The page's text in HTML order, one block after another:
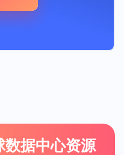
数据中心资源